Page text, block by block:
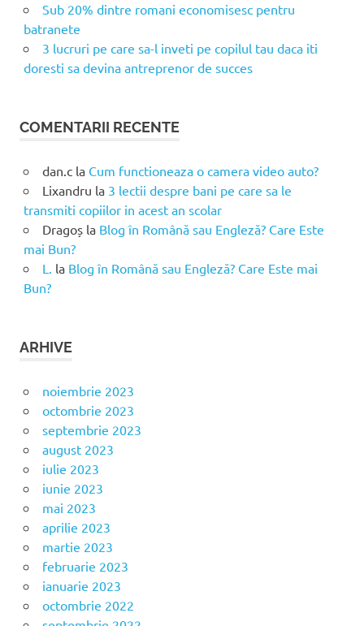
Sub 20% dintre romani economisesc pentru
batranete
3 lucruri pe care sa-l inveti pe copilul tau daca iti
doresti sa devina antreprenor de succes
COMENTARII RECENTE
dan.cla Cum functioneaza o camera video auto?
Lixandru la 3 lectii despre bani pe care sa le
transmiti copiilor in acest an scolar
Dragoșla Blog în Română sau Engleză? Care Este
mai Bun?
L. la Blog în Română sau Engleză? Care Este mai
Bun?
ARHIVE
noiembrie 2023
octombrie 2023
septembrie 2023
august 2023
iulie 2023
iunie 2023
mai 2023
aprilie 2023
martie 2023
februarie 2023
ianuarie 2023
octombrie 2022